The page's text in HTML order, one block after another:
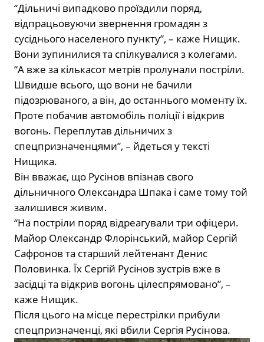
“Дільничі випадково проїздили поряд,
відпрацьовуючи звернення громадян з
сусіднього населеного пункту”, – каже Нищик.
Вони зупинилися та спілкувалися з колегами.
“А вже за кількасот метрів пролунали постріли.
Швидше всього, що вони не бачили
підозрюваного, а він, до останнього моменту їх.
Проте побачив автомобіль поліції і відкрив
вогонь. Переплутав дільничих з
спецпризначенцями”, – йдеться у тексті
Нищика.
Він вважає, що Русінов впізнав свого
дільничного Олександра Шпака і саме тому той
залишився живим.
“На постріли поряд відреагували три офіцери.
Майор Олександр Флорінський, майор Сергій
Сафронов та старший лейтенант Денис
Половинка. Їх Сергій Русінов зустрів вже в
засідці та відкрив вогонь цілеспрямовано”, –
каже Нищик.
Після цього на місце перестрілки прибули
спецпризначенці, які вбили Сергія Русінова.